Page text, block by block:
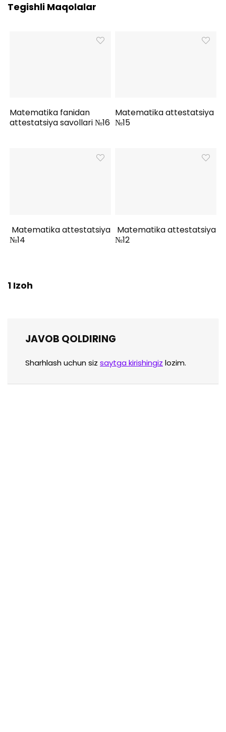
Tegishli Maqolalar
Matematika fanidan
attestatsiya savollari №16
Matematika attestatsiya
№15
Matematika attestatsiya
№14
Matematika attestatsiya
№12
1 Izoh
JAVOB QOLDIRING
Sharhlash uchun siz saytga kirishingiz lozim.